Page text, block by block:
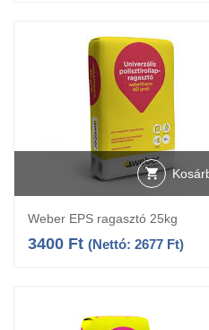
Weber EPS ragasztó 25kg
3400 Ft (Nettó: 2677 Ft)